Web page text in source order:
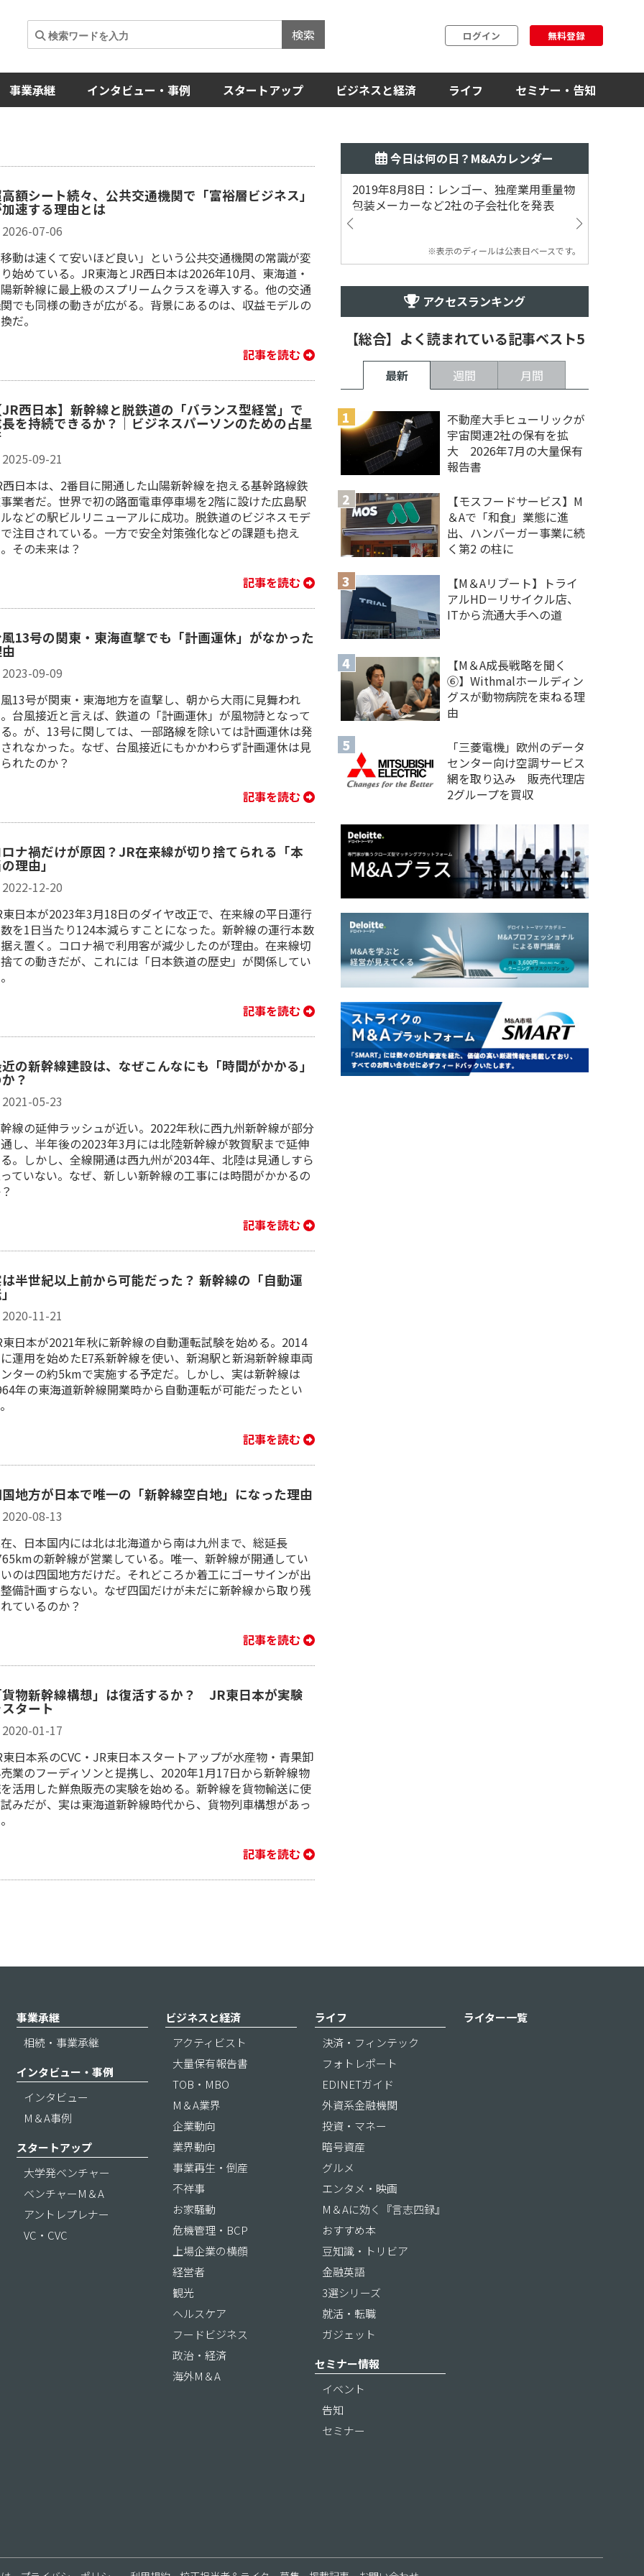
検索 ログイン 無料登録
事業承継 インタビュー・事例 スタートアップ ビジネスと経済 ライフ セミナー・告知
額シート続々、公共交通機関で「富裕層ビジネス」
速する理由とは
2026-07-06
動は速くて安いほど良い」という公共交通機関の常識が変
始めている。JR東海とJR西日本は2026年10月、東海道・
新幹線に最上級のスプリームクラスを導入する。他の交通
でも同様の動きが広がる。背景にあるのは、収益モデルの
だ。
記事を読む
西日本】新幹線と脱鉄道の「バランス型経営」で
を持続できるか？｜ビジネスパーソンのための占星
2025-09-21
西日本は、2番目に開通した山陽新幹線を抱える基幹路線鉄
業者だ。世界で初の路面電車停車場を2階に設けた広島駅
などの駅ビルリニューアルに成功。脱鉄道のビジネスモデ
注目されている。一方で安全対策強化などの課題も抱え
その未来は？
記事を読む
13号の関東・東海直撃でも「計画運休」がなかった
2023-09-09
13号が関東・東海地方を直撃し、朝から大雨に見舞われ
台風接近と言えば、鉄道の「計画運休」が風物詩となって
。が、13号に関しては、一部路線を除いては計画運休は発
れなかった。なぜ、台風接近にもかかわらず計画運休は見
れたのか？
記事を読む
ナ禍だけが原因？JR在来線が切り捨てられる「本
理由」
2022-12-20
東日本が2023年3月18日のダイヤ改正で、在来線の平日運行
を1日当たり124本減らすことになった。新幹線の運行本数
え置く。コロナ禍で利用客が減少したのが理由。在来線切
ての動きだが、これには「日本鉄道の歴史」が関係してい
記事を読む
の新幹線建設は、なぜこんなにも「時間がかかる」
？
2021-05-23
線の延伸ラッシュが近い。2022年秋に西九州新幹線が部分
し、半年後の2023年3月には北陸新幹線が敦賀駅まで延伸
。しかし、全線開通は西九州が2034年、北陸は見通しすら
ていない。なぜ、新しい新幹線の工事には時間がかかるの
記事を読む
半世紀以上前から可能だった？ 新幹線の「自動運
2020-11-21
東日本が2021年秋に新幹線の自動運転試験を始める。2014
運用を始めたE7系新幹線を使い、新潟駅と新潟新幹線車両
ターの約5kmで実施する予定だ。しかし、実は新幹線は
年の東海道新幹線開業時から自動運転が可能だったとい
記事を読む
地方が日本で唯一の「新幹線空白地」になった理由
2020-08-13
、日本国内には北は北海道から南は九州まで、総延長
の新幹線が営業している。唯一、新幹線が開通してい
のは四国地方だけだ。それどころか着工にゴーサインが出
備計画すらない。なぜ四国だけが未だに新幹線から取り残
ているのか？
記事を読む
物新幹線構想」は復活するか？ JR東日本が実験
タート
2020-01-17
東日本系のCVC・JR東日本スタートアップが水産物・青果卸
業のフーディソンと提携し、2020年1月17日から新幹線物
活用した鮮魚販売の実験を始める。新幹線を貨物輸送に使
みだが、実は東海道新幹線時代から、貨物列車構想があっ
記事を読む
今日は何の日？M&Aカレンダー
2019年8月8日：レンゴー、独産業用重量物
包装メーカーなど2社の子会社化を発表
※表示のディールは公表日ベースです。
アクセスランキング
【総合】よく読まれている記事ベスト5
最新 週間 月間
不動産大手ヒューリックが
宇宙関連2社の保有を拡
大 2026年7月の大量保有
報告書
【モスフードサービス】M
＆Aで「和食」業態に進
出、ハンバーガー事業に続
く第2 の柱に
【M＆Aリブート】トライ
アルHD－リサイクル店、
ITから流通大手への道
【M＆A 成長戦略を聞く
⑥】Withmalホールディン
グスが動物病院を束ねる理
由
「三菱電機」欧州のデータ
センター向け空調サービス
網を取り込み 販売代理店
2グループを買収
事業承継
相続・事業承継
インタビュー・事例
インタビュー
M＆A事例
スタートアップ
大学発ベンチャー
ベンチャーM＆A
アントレプレナー
VC・CVC
ビジネスと経済
アクティビスト
大量保有報告書
TOB・MBO
M＆A業界
企業動向
業界動向
事業再生・倒産
不祥事
お家騒動
危機管理・BCP
上場企業の横顔
経営者
観光
ヘルスケア
フードビジネス
政治・経済
海外M＆A
ライフ
決済・フィンテック
フォトレポート
EDINETガイド
外資系金融機関
投資・マネー
暗号資産
グルメ
エンタメ・映画
M＆Aに効く『言志四録』
おすすめ本
豆知識・トリビア
金融英語
3選シリーズ
就活・転職
ガジェット
セミナー情報
イベント
告知
セミナー
ライター一覧